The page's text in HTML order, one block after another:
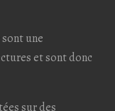
une
et sont donc
sur des